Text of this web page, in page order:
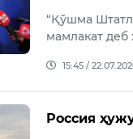
“Қўшма
мамлакат деб
15:45 /
Россия